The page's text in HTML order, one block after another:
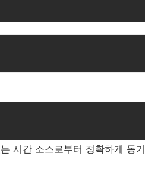
시간 소스로부터 정확하게 동기